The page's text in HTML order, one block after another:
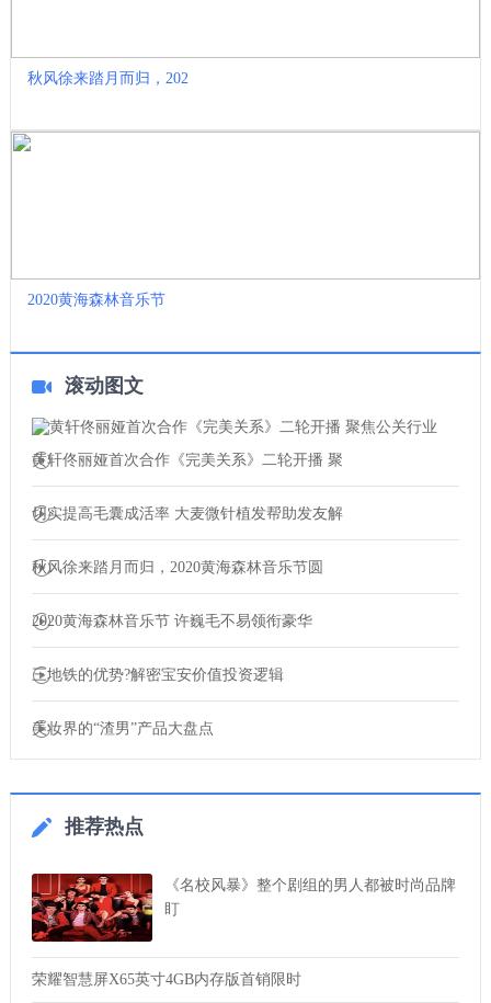
秋风徐来踏月而归，202
2020黄海森林音乐节
滚动图文
黄轩佟丽娅首次合作《完美关系》二轮开播 聚
切实提高毛囊成活率 大麦微针植发帮助发友解
秋风徐来踏月而归，2020黄海森林音乐节圆
2020黄海森林音乐节 许巍毛不易领衔豪华
三地铁的优势?解密宝安价值投资逻辑
美妆界的“渣男”产品大盘点
推荐热点
《名校风暴》整个剧组的男人都被时尚品牌
盯
荣耀智慧屏X65英寸4GB内存版首销限时